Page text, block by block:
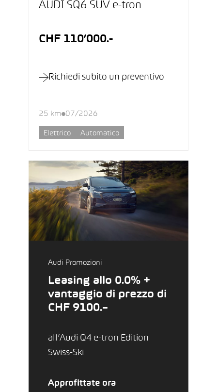
AUDI SQ6 SUV e-tron
CHF 110’000.-
Richiedi subito un preventivo
25 km 07/2026
Elettrico Automatico
Audi Promozioni
Leasing allo 0.0% +
vantaggio di prezzo di
CHF 9100.–
all’Audi Q4 e-tron Edition
Swiss-Ski
Approfittate ora